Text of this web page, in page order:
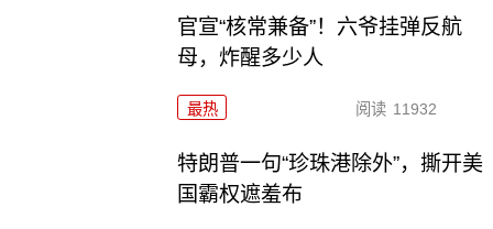
官宣“核常兼备”！六爷挂弹反航
母，炸醒多少人
最热 阅读 11932
特朗普一句“珍珠港除外”，撕开美
国霸权遮羞布